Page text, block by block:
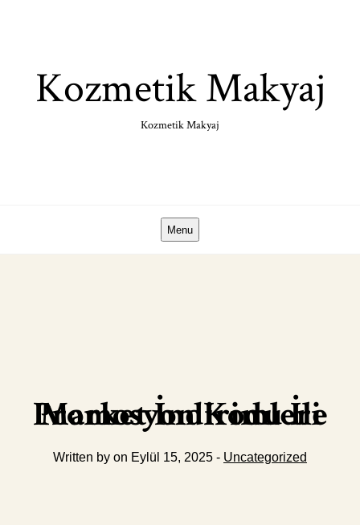
Kozmetik Makyaj
Kozmetik Makyaj
Menu
Promosyon Kodu İle Market İndirimleri
Written by on Eylül 15, 2025 - Uncategorized